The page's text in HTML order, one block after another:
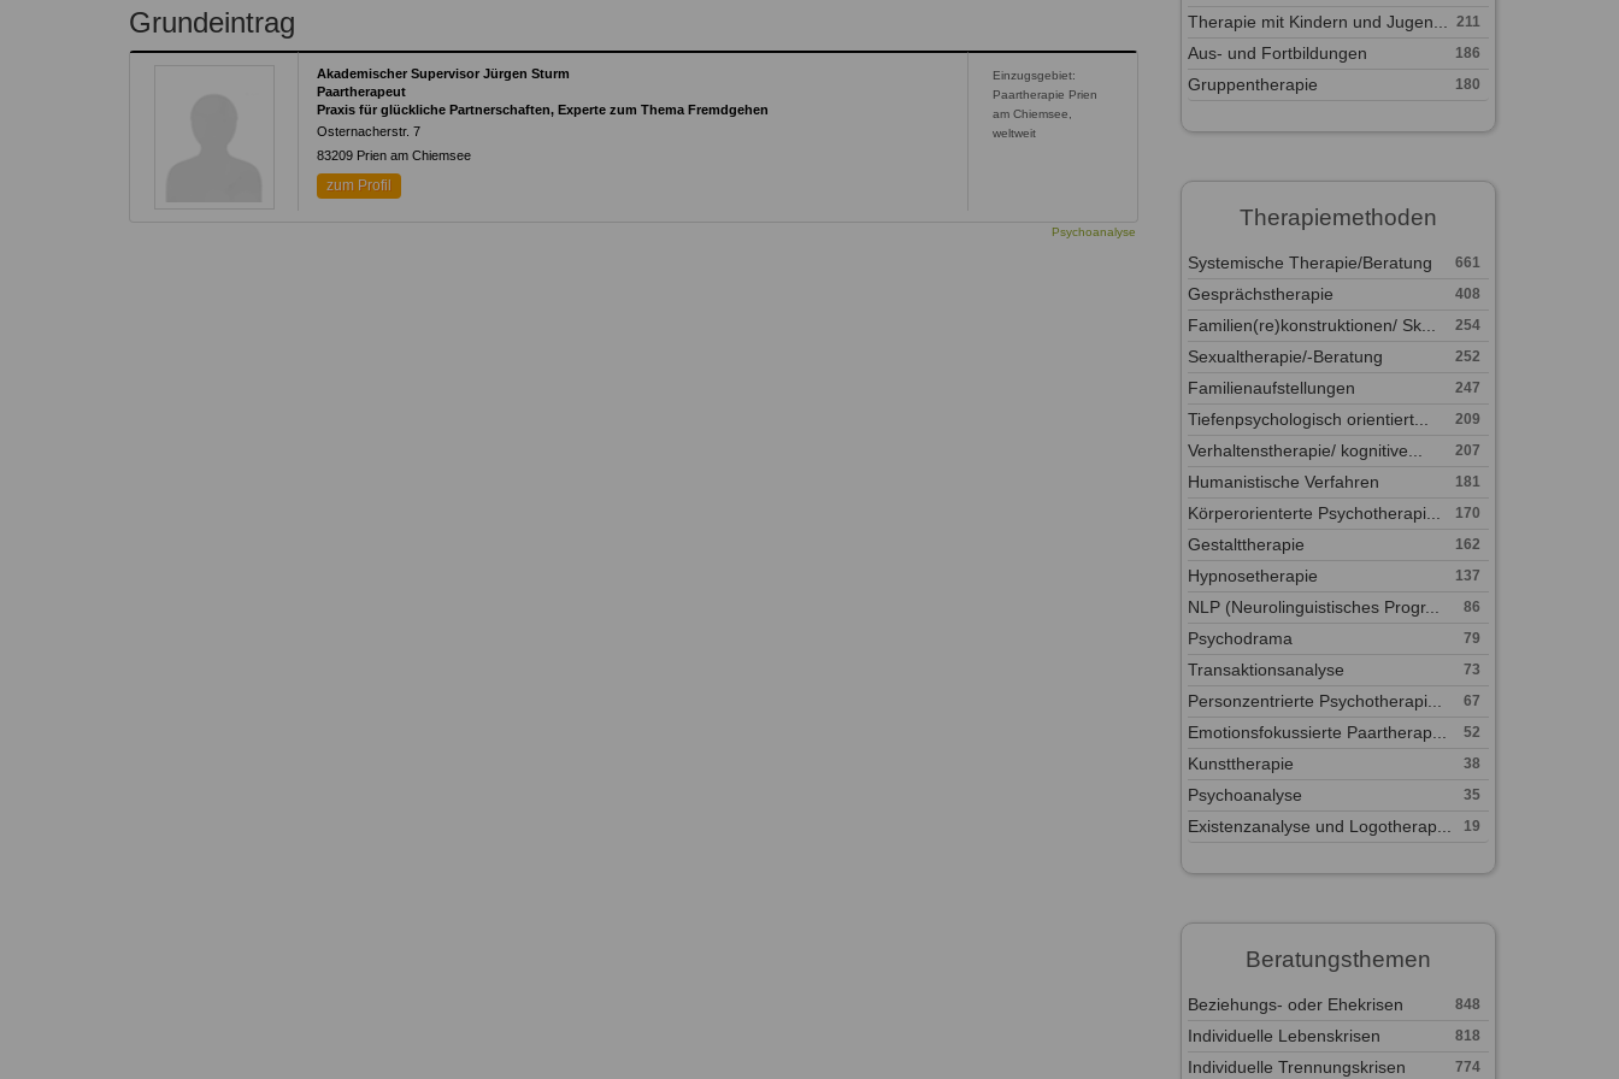
Therapeutenliste
Zum Kontaktformular
Grundeintrag
Akademischer Supervisor Jürgen Sturm
Paartherapeut
Praxis für glückliche Partnerschaften, Experte zum Thema Fremdgehen
Osternacherstr. 7
83209 Prien am Chiemsee
zum Profil
Einzugsgebiet:
Paartherapie Prien
am Chiemsee,
weltweit
Psychoanalyse
Therapie mit Kindern und Jugen... 211
Aus- und Fortbildungen 186
Gruppentherapie 180
Therapiemethoden
Systemische Therapie/Beratung 661
Gesprächstherapie 408
Familien(re)konstruktionen/ Sk... 254
Sexualtherapie/-Beratung 252
Familienaufstellungen 247
Tiefenpsychologisch orientiert... 209
Verhaltenstherapie/ kognitive... 207
Humanistische Verfahren 181
Körperorienterte Psychotherapi... 170
Gestalttherapie 162
Hypnosetherapie 137
NLP (Neurolinguistisches Progr... 86
Psychodrama 79
Transaktionsanalyse 73
Personzentrierte Psychotherapi... 67
Emotionsfokussierte Paartherap... 52
Kunsttherapie 38
Psychoanalyse 35
Existenzanalyse und Logotherap... 19
Beratungsthemen
Beziehungs- oder Ehekrisen 848
Individuelle Lebenskrisen 818
Individuelle Trennungskrisen 774